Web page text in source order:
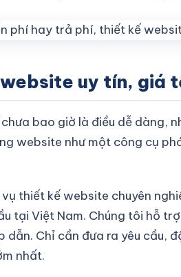
uy tín, giá
bao giờ là điều dễ dàng,
website như một công cụ
thiết kế website chuyên
tại Việt Nam. Chúng tôi hỗ
dẫn. Chỉ cần đưa ra yêu cầu,
nhất.